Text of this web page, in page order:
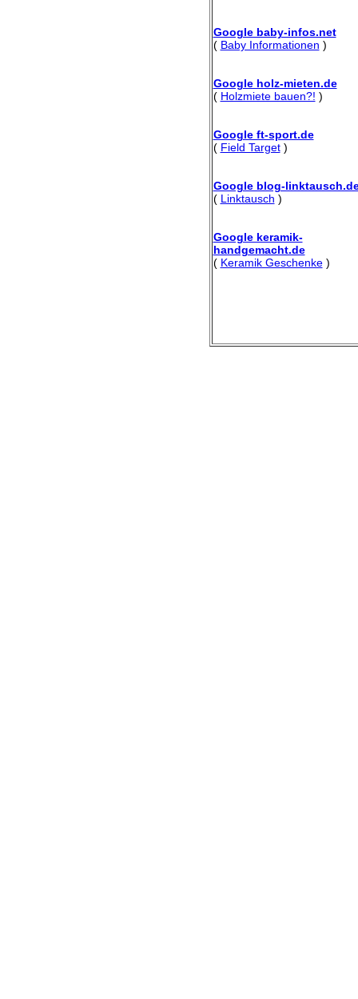
Google baby-infos.net
( Baby Informationen )
Google holz-mieten.de
( Holzmiete bauen?! )
Google ft-sport.de
( Field Target)
Google blog-
( Linktausch )
Google keramik-
handgemacht.de
( Keramik Geschenke)